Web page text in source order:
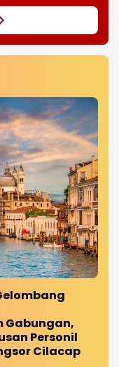
Gabungan,
Personil
Cilacap